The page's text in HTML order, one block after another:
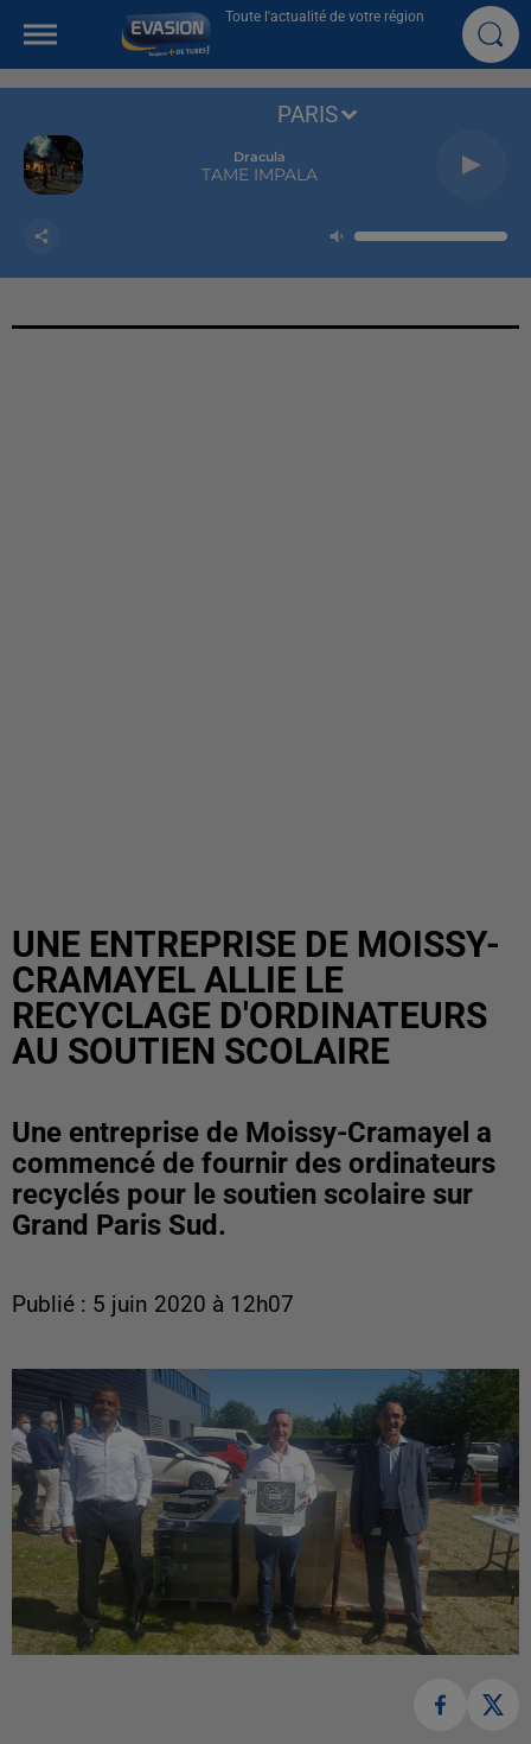
Toute l'actualité de votre région
Dracula
TAME IMPALA
PARIS
UNE ENTREPRISE DE MOISSY-
CRAMAYEL ALLIE LE
RECYCLAGE D'ORDINATEURS
AU SOUTIEN SCOLAIRE
Une entreprise de Moissy-Cramayel a
commencé de fournir des ordinateurs
recyclés pour le soutien scolaire sur
Grand Paris Sud.
Publié : 5 juin 2020 à 12h07